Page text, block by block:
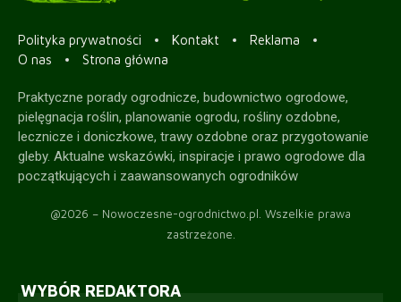
Polityka prywatności Kontakt
Reklama
O nas
Strona główna
Praktyczne porady ogrodnicze, budownictwo ogrodowe,
pielęgnacja roślin, planowanie ogrodu, rośliny ozdobne,
lecznicze i doniczkowe, trawy ozdobne oraz przygotowanie
gleby. Aktualne wskazówki, inspiracje i prawo ogrodowe dla
początkujących i zaawansowanych ogrodników
@2026 – Nowoczesne-ogrodnictwo.pl. Wszelkie prawa
zastrzeżone.
WYBÓR REDAKTORA